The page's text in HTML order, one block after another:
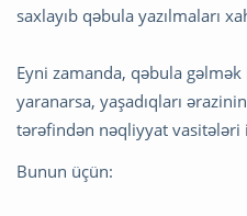
saxlayıb qəbula yazılmaları
Eyni zamanda, qəbula
yaranarsa, yaşadıqları
tərəfindən nəqliyyat vasitələri
Bunun üçün: